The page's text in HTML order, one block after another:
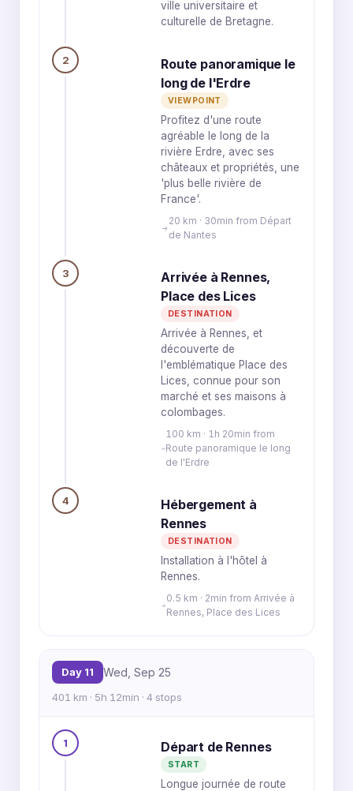
ville universitaire et
culturelle de Bretagne.
2
Route panoramique le
long de l'Erdre
VIEWPOINT
Profitez d'une route
agréable le long de la
rivière Erdre, avec ses
châteaux et propriétés, une
'plus belle rivière de
France'.
20 km · 30min from Départ
de Nantes
3
Arrivée à Rennes,
Place des Lices
DESTINATION
Arrivée à Rennes, et
découverte de
l'emblématique Place des
Lices, connue pour son
marché et ses maisons à
colombages.
100 km · 1h 20min from
Route panoramique le long
de l'Erdre
4
Hébergement à
Rennes
DESTINATION
Installation à l'hôtel à
Rennes.
0.5 km · 2min from Arrivée à
Rennes, Place des Lices
Day 11 Wed, Sep 25
401 km · 5h 12min · 4 stops
1 Départ de Rennes
START
Longue journée de route